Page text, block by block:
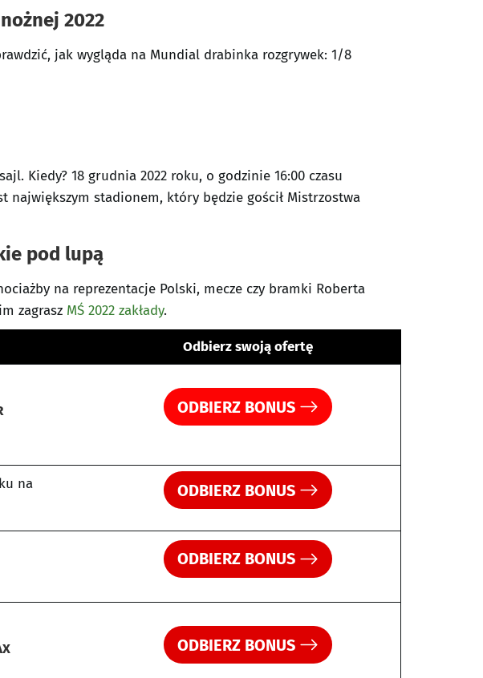
2022
jak wygląda na Mundial drabinka rozgrywek: 1/8
Kiedy? 18 grudnia 2022 roku, o godzinie 16:00 czasu
stadionem, który będzie gościł Mistrzostwa
pod lupą
na reprezentacje Polski, mecze czy bramki Roberta
zagrasz MŚ 2022 zakłady.
Odbierz swoją ofertę
ODBIERZ BONUS
na
ODBIERZ BONUS
ODBIERZ BONUS
ODBIERZ BONUS